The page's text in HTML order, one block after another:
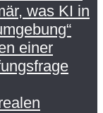
was KI in
einer